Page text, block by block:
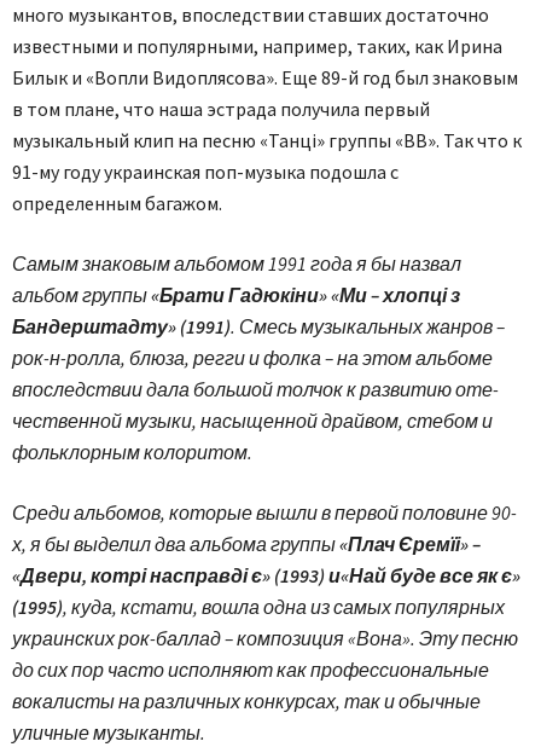
много музыкантов, впоследствии ставших достаточно
известными и популярными, например, таких, как Ирина
Билык и «Вопли Видоплясова». Еще 89-й год был знаковым
в том плане, что наша эстрада получила первый
музыкальный клип на песню «Танці» группы «ВВ». Так что к
91-му году украинская поп-музыка подошла с
определенным багажом.
Самым знаковым альбомом 1991 года я бы назвал
альбом группы«Брати Гадюкіни» «Ми – хлопці з
Бандерштадту» (1991). Смесь музыкальных жанров –
рок-н-ролла, блюза, регги и фолка – на этом альбоме
впоследствии дала большой толчок к развитию оте­
чественной музыки, насыщенной драйвом, стебом и
фольклорным колоритом.
Среди альбомов, которые вышли в первой половине 90-
х, я бы выделил два альбома группы«Плач Єремїі» –
«Двери, котрі насправді є» (1993) и«Най буде все як є»
(1995), куда, кстати, вошла одна из самых популярных
украинских рок-баллад – композиция «Вона». Эту песню
до сих пор часто исполняют как профессиональные
вокалисты на различных конкурсах, так и обычные
уличные музыканты.